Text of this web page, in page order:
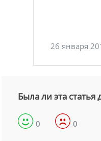
26 января
Была ли эта статья
0 0